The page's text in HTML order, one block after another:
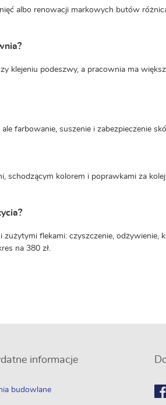
albo renowacji markowych butów
klejeniu podeszwy, a pracownia ma
farbowanie, suszenie i zabezpieczenie
schodzącym kolorem i poprawkami za
flekami: czyszczenie, odżywienie,
na 380 zł.
informacje
budowlane